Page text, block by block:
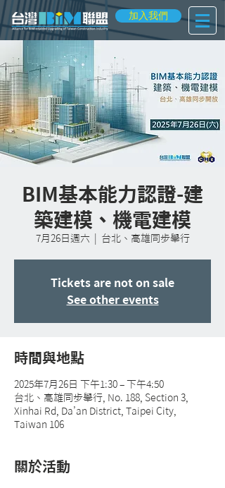
加入我們
BIM基本能力認證-建
築建模、機電建模
7月26日週六 台北、高雄同步舉行
Tickets are not on sale
See other events
時間與地點
2025年7月26日 下午1:30 – 下午4:50
台北、高雄同步舉行, No. 188, Section 3,
Xinhai Rd, Da’an District, Taipei City,
Taiwan 106
關於活動